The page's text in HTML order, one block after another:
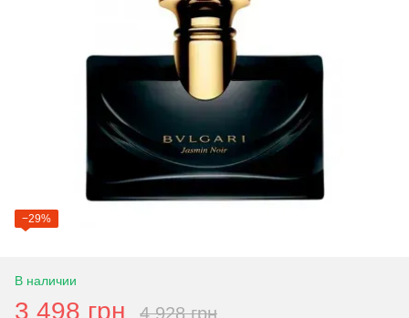
−29%
В наличии
3 498 грн 4 928 грн